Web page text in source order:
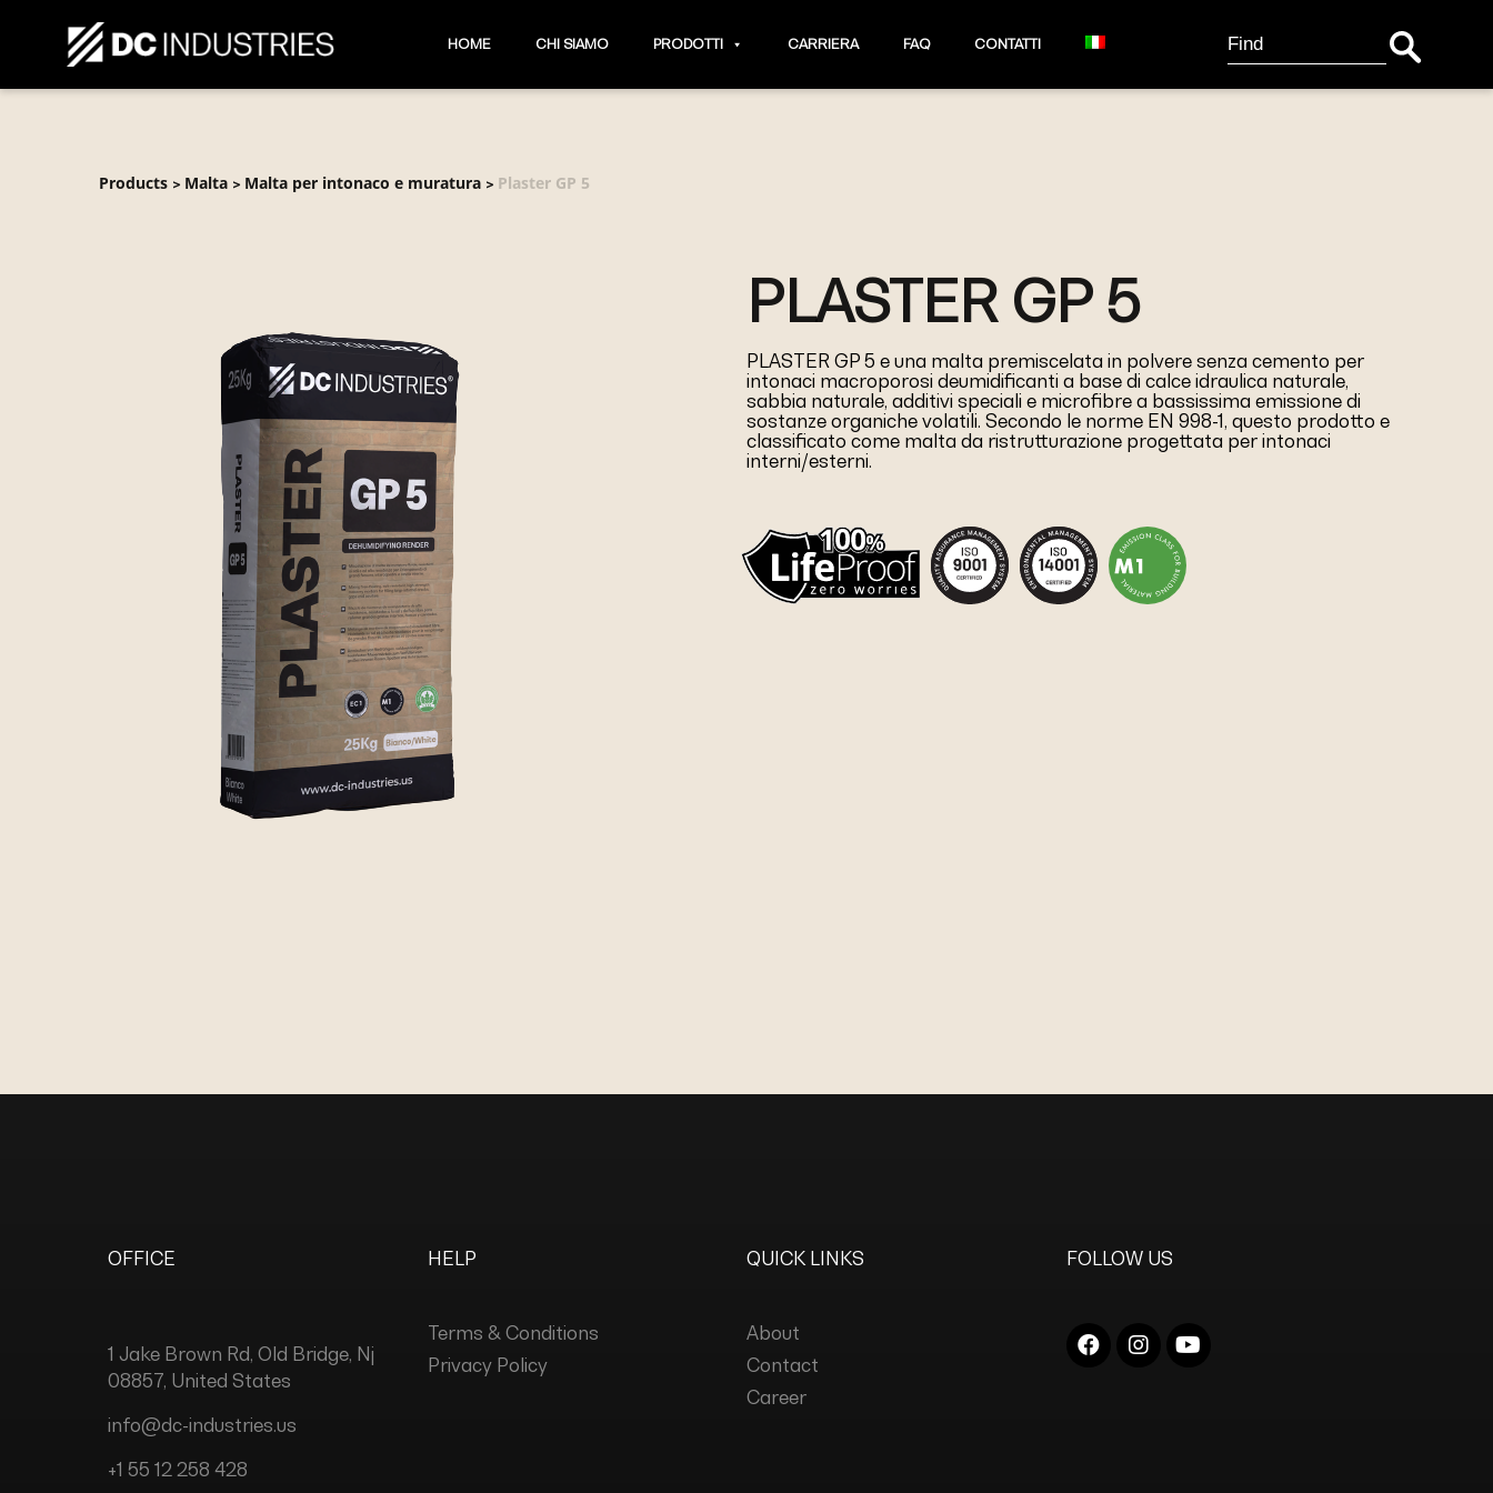
HOME CHI SIAMO PRODOTTI CARRIERA FAQ CONTATTI
Search
for:
Products > Malta > Malta per intonaco e muratura > Plaster GP 5
PLASTER GP 5
PLASTER GP 5 e una malta premiscelata in polvere senza cemento per
intonaci macroporosi deumidificanti a base di calce idraulica naturale,
sabbia naturale, additivi speciali e microfibre a bassissima emissione di
sostanze organiche volatili. Secondo le norme EN 998-1, questo prodotto e
classificato come malta da ristrutturazione progettata per intonaci
interni/esterni.
OFFICE
1 Jake Brown Rd, Old Bridge, Nj
08857, United States
info@dc-industries.us
+1 55 12 258 428
HELP
Terms & Conditions
Privacy Policy
QUICK LINKS
About
Contact
Career
FOLLOW US